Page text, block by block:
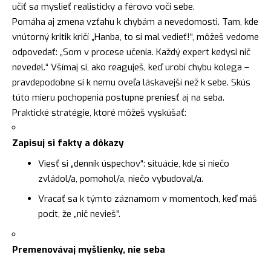
učiť sa myslieť realisticky a férovo voči sebe.
Pomáha aj zmena vzťahu k chybám a nevedomosti. Tam, kde
vnútorný kritik kričí „Hanba, to si mal vedieť!“, môžeš vedome
odpovedať: „Som v procese učenia. Každý expert kedysi nič
nevedel.“ Všímaj si, ako reaguješ, keď urobí chybu kolega –
pravdepodobne si k nemu oveľa láskavejší než k sebe. Skús
túto mieru pochopenia postupne preniesť aj na seba.
Praktické stratégie, ktoré môžeš vyskúšať:
Zapisuj si fakty a dôkazy
Viesť si „denník úspechov“: situácie, kde si niečo
zvládol/a, pomohol/a, niečo vybudoval/a.
Vracať sa k týmto záznamom v momentoch, keď máš
pocit, že „nič nevieš“.
Premenovávaj myšlienky, nie seba